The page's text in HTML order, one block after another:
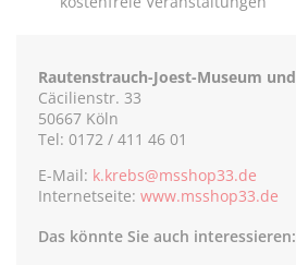
Rautenstrauch-Joest-Museum
Cäcilienstr. 33
50667 Köln
Tel: 0172 / 411 46 01
E-Mail: k.krebs@msshop33.de
Internetseite: www.msshop33.de
Das könnte Sie auch interessieren: